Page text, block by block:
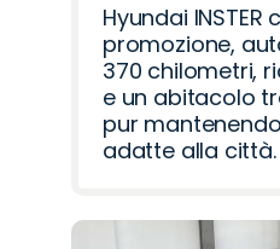
Hyundai INSTER
promozione,
370 chilometri,
e un abitacolo
pur
adatte alla città.